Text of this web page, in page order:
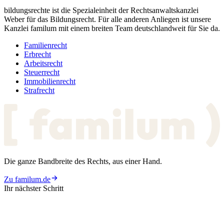
bildungsrechte ist die Spezialeinheit der Rechtsanwaltskanzlei
Weber für das Bildungsrecht. Für alle anderen Anliegen ist unsere
Kanzlei familum mit einem breiten Team deutschlandweit für Sie da.
Familienrecht
Erbrecht
Arbeitsrecht
Steuerrecht
Immobilienrecht
Strafrecht
Die ganze Bandbreite des Rechts, aus einer Hand.
Zu familum.de
Ihr nächster Schritt